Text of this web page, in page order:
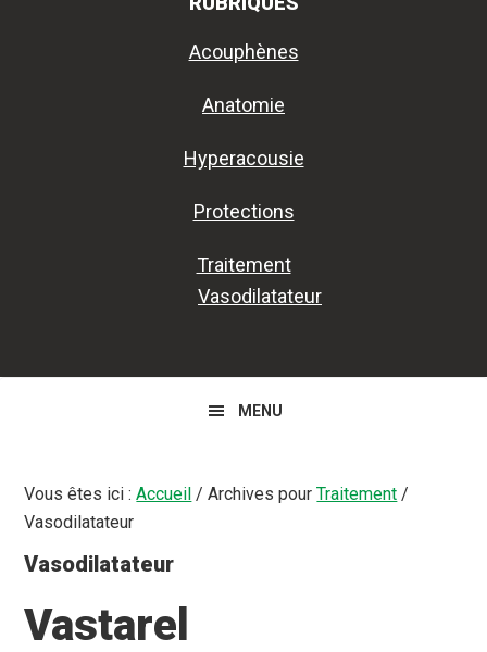
Acouphènes
Anatomie
Hyperacousie
Protections
Traitement
Vasodilatateur
MENU
Vous êtes ici :Accueil / Archives pourTraitement /
Vasodilatateur
Vasodilatateur
Vastarel